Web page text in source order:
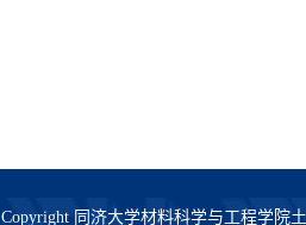
Copyright 同济大学材料科学与工程学院